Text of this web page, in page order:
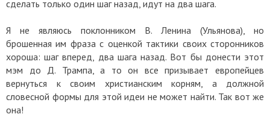
сделать только один шаг назад, идут на два шага.
Я не являюсь поклонником В. Ленина (Ульянова), но
брошенная им фраза с оценкой тактики своих сторонников
хороша: шаг вперед, два шага назад. Вот бы донести этот
мэм до Д. Трампа, а то он все призывает европейцев
вернуться к своим христианским корням, а должной
словесной формы для этой идеи не может найти. Так вот же
она!